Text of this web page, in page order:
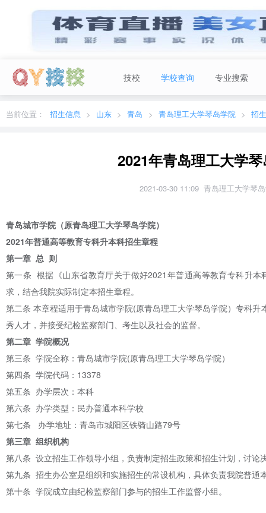
技校 学校查询 专业搜索
当前城市： 广东 切换地区
当前位置： 招生信息 山东 青岛 青岛理工大学琴岛学院 招
2021年青岛理工大学
2021-03-30 11:09 青岛理工大学琴
青岛城市学院（原青岛理工大学琴岛学院）
2021年普通高等教育专科升本科招生章程
第一章 总 则
第一条 根据《山东省教育厅关于做好2021年普通高等教育专科升
求，结合我院实际制定本招生章程。
第二条 本章程适用于青岛城市学院(原青岛理工大学琴岛学院）专科
秀人才，并接受纪检监察部门、考生以及社会的监督。
第二章 学院概况
第三条 学院全称：青岛城市学院(原青岛理工大学琴岛学院）
第四条 学院代码：13378
第五条 办学层次：本科
第六条 办学类型：民办普通本科学校
第七条 办学地址：青岛市城阳区铁骑山路79号
第三章 组织机构
第八条 设立招生工作领导小组，负责制定招生政策和招生计划，讨论
第九条 招生办公室是组织和实施招生的常设机构，具体负责我院普通
第十条 学院成立由纪检监察部门参与的招生工作监督小组。